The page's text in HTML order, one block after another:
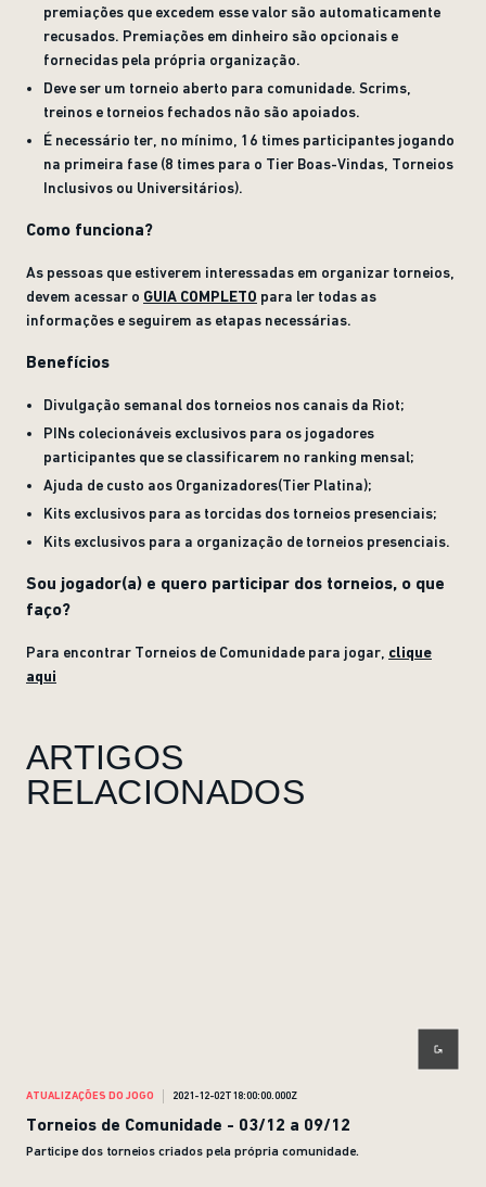
premiações que excedem esse valor são automaticamente
recusados. Premiações em dinheiro são opcionais e
fornecidas pela própria organização.
Deve ser um torneio aberto para comunidade. Scrims,
treinos e torneios fechados não são apoiados.
É necessário ter, no mínimo, 16 times participantes jogando
na primeira fase (8 times para o Tier Boas-Vindas, Torneios
Inclusivos ou Universitários).
Como funciona?
As pessoas que estiverem interessadas em organizar torneios,
devem acessar o GUIA COMPLETO para ler todas as
informações e seguirem as etapas necessárias.
Benefícios
Divulgação semanal dos torneios nos canais da Riot;
PINs colecionáveis exclusivos para os jogadores
participantes que se classificarem no ranking mensal;
Ajuda de custo aos Organizadores(Tier Platina);
Kits exclusivos para as torcidas dos torneios presenciais;
Kits exclusivos para a organização de torneios presenciais.
Sou jogador(a) e quero participar dos torneios, o que
faço?
Para encontrar Torneios de Comunidade para jogar, clique
aqui
ARTIGOS
RELACIONADOS
ATUALIZAÇÕES DO JOGO 2021-12-02T18:00:00.000Z
Torneios de Comunidade - 03/12 a 09/12
Participe dos torneios criados pela própria comunidade.